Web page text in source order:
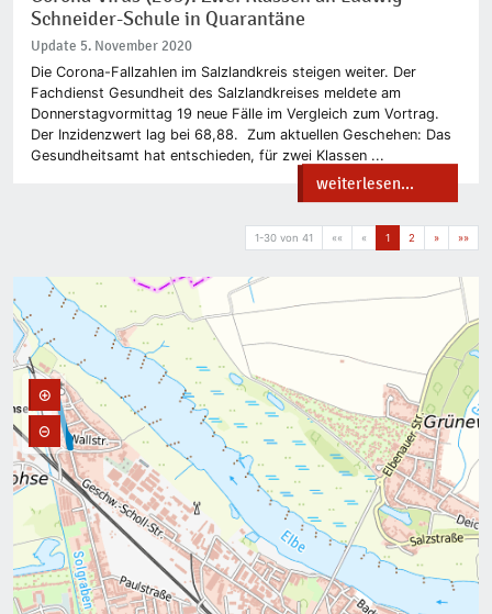
Schneider-Schule in Quarantäne
Update 5. November 2020
Die Corona-Fallzahlen im Salzlandkreis steigen weiter. Der
Fachdienst Gesundheit des Salzlandkreises meldete am
Donnerstagvormittag 19 neue Fälle im Vergleich zum Vortrag.
Der Inzidenzwert lag bei 68,88. Zum aktuellen Geschehen: Das
Gesundheitsamt hat entschieden, für zwei Klassen ...
weiterlesen...
1-30 von 41 «« « 1 2 » »»